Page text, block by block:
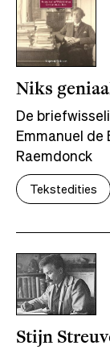
Niks
De
Emmanuel
Raemdonck
Tekstedities
Stijn